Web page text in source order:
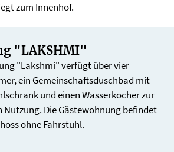
zum Innenhof.
"LAKSHMI"
"Lakshmi" verfügt über vier
ein Gemeinschaftsduschbad mit
und einen Wasserkocher zur
Die Gästewohnung befindet
ohne Fahrstuhl.